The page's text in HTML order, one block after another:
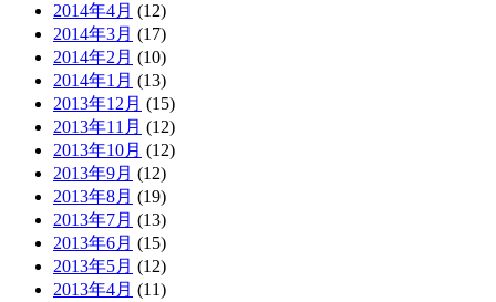
2014年4月 (12)
2014年3月 (17)
2014年2月 (10)
2014年1月 (13)
2013年12月 (15)
2013年11月 (12)
2013年10月 (12)
2013年9月 (12)
2013年8月 (19)
2013年7月 (13)
2013年6月 (15)
2013年5月 (12)
2013年4月 (11)